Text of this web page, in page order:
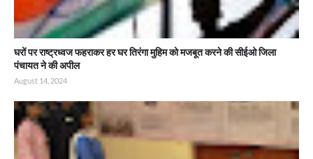
घरों पर राष्ट्रध्वज फहराकर हर घर तिरंगा मुहिम को मजबूत करने की सीईओ जिला
पंचायत ने की अपील
August 14, 2024